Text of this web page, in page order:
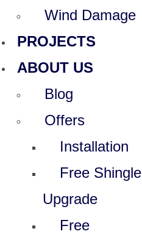
Wind Damage
PROJECTS
ABOUT US
Blog
Offers
Installation
Free Shingle
Upgrade
Free